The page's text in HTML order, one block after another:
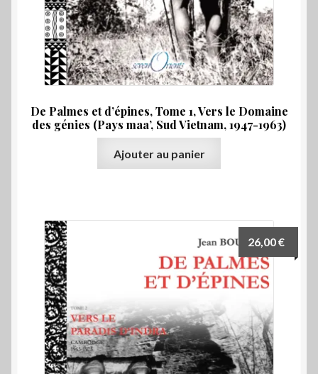
De Palmes et d’épines, Tome 1, Vers le Domaine
des génies (Pays maa’, Sud Vietnam, 1947-1963)
Ajouter au panier
26,00€